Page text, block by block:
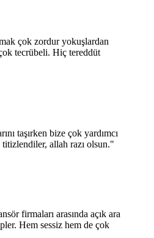
çok zordur yokuşlardan
tecrübeli. Hiç tereddüt
taşırken bize çok yardımcı
allah razı olsun."
firmaları arasında açık ara
Hem sessiz hem de çok